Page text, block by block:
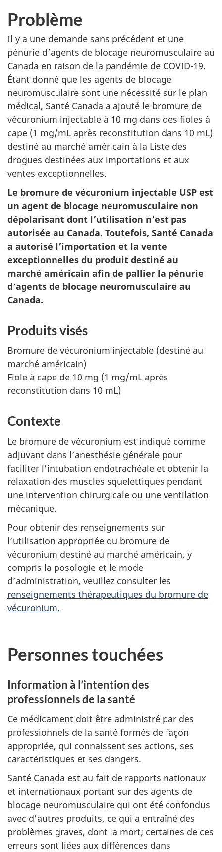
Problème
Il y a une demande sans précédent et une
pénurie d’agents de blocage neuromusculaire au
Canada en raison de la pandémie de COVID-19.
Étant donné que les agents de blocage
neuromusculaire sont une nécessité sur le plan
médical, Santé Canada a ajouté le bromure de
vécuronium injectable à 10 mg dans des fioles à
cape (1 mg/mL après reconstitution dans 10 mL)
destiné au marché américain à la Liste des
drogues destinées aux importations et aux
ventes exceptionnelles.
Le bromure de vécuronium injectable USP est
un agent de blocage neuromusculaire non
dépolarisant dont l’utilisation n’est pas
autorisée au Canada. Toutefois, Santé Canada
a autorisé l’importation et la vente
exceptionnelles du produit destiné au
marché américain afin de pallier la pénurie
d’agents de blocage neuromusculaire au
Canada.
Produits visés
Bromure de vécuronium injectable (destiné au
marché américain)
Fiole à cape de 10 mg (1 mg/mL après
reconstitution dans 10 mL)
Contexte
Le bromure de vécuronium est indiqué comme
adjuvant dans l’anesthésie générale pour
faciliter l’intubation endotrachéale et obtenir la
relaxation des muscles squelettiques pendant
une intervention chirurgicale ou une ventilation
mécanique.
Pour obtenir des renseignements sur
l’utilisation appropriée du bromure de
vécuronium destiné au marché américain, y
compris la posologie et le mode
d’administration, veuillez consulter les
renseignements thérapeutiques du bromure de
vécuronium.
Personnes touchées
Information à l’intention des
professionnels de la santé
Ce médicament doit être administré par des
professionnels de la santé formés de façon
appropriée, qui connaissent ses actions, ses
caractéristiques et ses dangers.
Santé Canada est au fait de rapports nationaux
et internationaux portant sur des agents de
blocage neuromusculaire qui ont été confondus
avec d’autres produits, ce qui a entraîné des
problèmes graves, dont la mort; certaines de ces
erreurs sont liées aux différences dans